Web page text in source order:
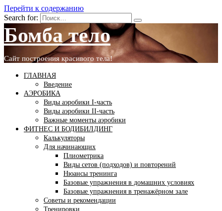
Перейти к содержанию
Search for:
Бомба тело
Сайт построения красивого тела!
ГЛАВНАЯ
Введение
АЭРОБИКА
Виды аэробики І-часть
Виды аэробики ІІ-часть
Важные моменты аэробики
ФИТНЕС И БОДИБИЛДИНГ
Калькуляторы
Для начинающих
Плиометрика
Виды сетов (подходов) и повторений
Нюансы тренинга
Базовые упражнения в домашних условиях
Базовые упражнения в тренажёрном зале
Советы и рекомендации
Тренировки